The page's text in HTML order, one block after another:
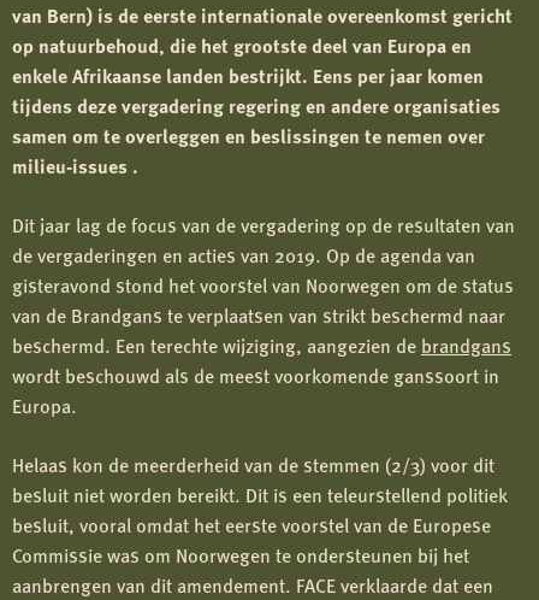
van Bern) is de eerste internationale overeenkomst gericht
op natuurbehoud, die het grootste deel van Europa en
enkele Afrikaanse landen bestrijkt. Eens per jaar komen
tijdens deze vergadering regering en andere organisaties
samen om te overleggen en beslissingen te nemen over
milieu-issues .
Dit jaar lag de focus van de vergadering op de resultaten van
de vergaderingen en acties van 2019. Op de agenda van
gisteravond stond het voorstel van Noorwegen om de status
van de Brandgans te verplaatsen van strikt beschermd naar
beschermd. Een terechte wijziging, aangezien de brandgans
wordt beschouwd als de meest voorkomende ganssoort in
Europa.
Helaas kon de meerderheid van de stemmen (2/3) voor dit
besluit niet worden bereikt. Dit is een teleurstellend politiek
besluit, vooral omdat het eerste voorstel van de Europese
Commissie was om Noorwegen te ondersteunen bij het
aanbrengen van dit amendement. FACE verklaarde dat een